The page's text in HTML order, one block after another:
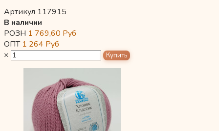
Артикул 117915
В наличии
РОЗН 1 769,60 Руб
ОПТ 1 264 Руб
×